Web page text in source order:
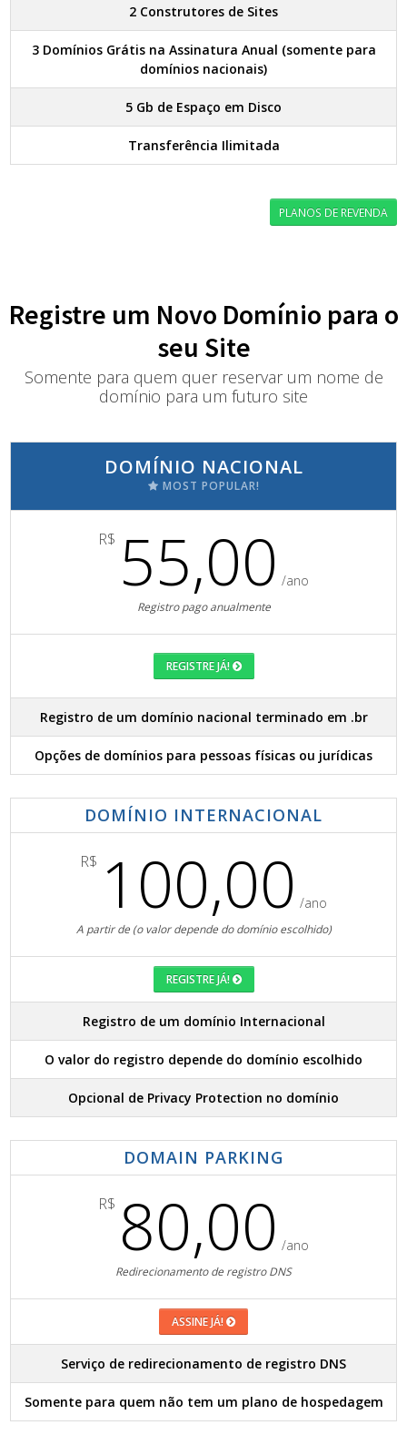
2 Construtores de Sites
3 Domínios Grátis na Assinatura Anual (somente para
domínios nacionais)
5 Gb de Espaço em Disco
Transferência Ilimitada
PLANOS DE REVENDA
Registre um Novo Domínio para o
seu Site
Somente para quem quer reservar um nome de
domínio para um futuro site
DOMÍNIO NACIONAL
MOST POPULAR!
R$ 55,00 /ano
Registro pago anualmente
REGISTRE JÁ!
Registro de um domínio nacional terminado em .br
Opções de domínios para pessoas físicas ou jurídicas
DOMÍNIO INTERNACIONAL
R$ 100,00 /ano
A partir de (o valor depende do domínio escolhido)
REGISTRE JÁ!
Registro de um domínio Internacional
O valor do registro depende do domínio escolhido
Opcional de Privacy Protection no domínio
DOMAIN PARKING
R$ 80,00 /ano
Redirecionamento de registro DNS
ASSINE JÁ!
Serviço de redirecionamento de registro DNS
Somente para quem não tem um plano de hospedagem